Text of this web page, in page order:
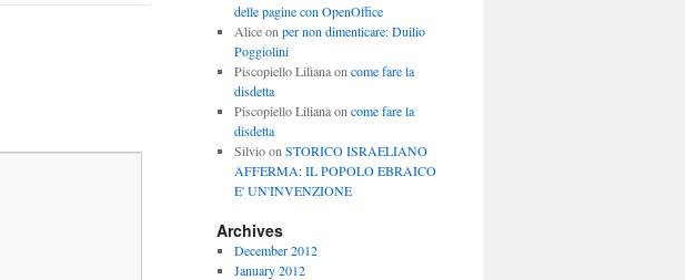
delle pagine con OpenOffice
Aliceon per non dimenticare: Duilio
Poggiolini
Piscopiello Lilianaon come fare la
disdetta
Piscopiello Lilianaon come fare la
disdetta
Silvioon STORICO ISRAELIANO
AFFERMA: IL POPOLO EBRAICO
E' UN'INVENZIONE
Archives
December 2012
January 2012